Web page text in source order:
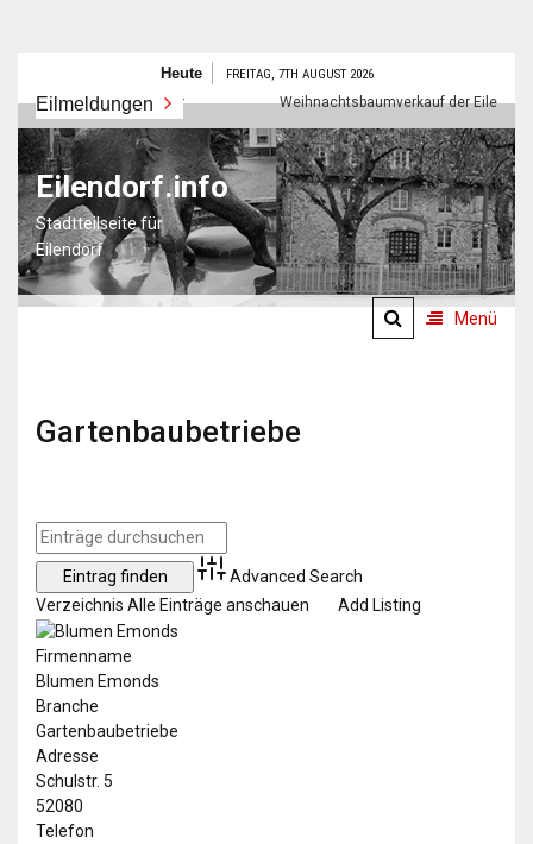
springen
Heute FREITAG, 7TH AUGUST 2026
Eilmeldungen
Frohes neues Jahr Weihnachtsbaumverkauf der Eilendorfer
Eilendorf.info
Stadtteilseite für
Eilendorf
Menü
Gartenbaubetriebe
Advanced Search
Verzeichnis Alle Einträge anschauen Add Listing
Firmenname
Blumen Emonds
Branche
Gartenbaubetriebe
Adresse
Schulstr. 5
52080
Telefon